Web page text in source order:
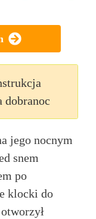
dobranoc
jego nocnym
snem
po
klocki do